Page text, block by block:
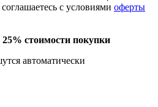
с условиями оферты
стоимости покупки
автоматически